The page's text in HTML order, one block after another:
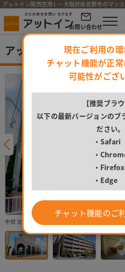
アットイン関西空港1 ─ 大阪府泉佐野市のマン
お問い合わせ
アットイン関西空港1
中世ヨーロッパを彷彿とさせる門が目印の建物
現在ご利用の環
チャット機能が正
可能性がござ
【推奨ブラウ
以下の最新バージョンのブ
ださい。
・Safari
・
・Firefox
・Edge
チャット機能のご